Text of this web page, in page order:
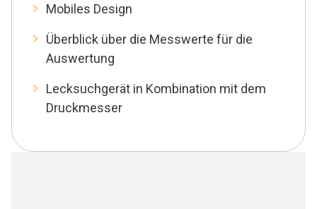
Mobiles Design
Überblick über die Messwerte für die
Auswertung
Lecksuchgerät in Kombination mit dem
Druckmesser